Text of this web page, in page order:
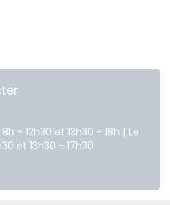
- 12h30 et 13h30 - 18h | Le
et 13h30 - 17h30